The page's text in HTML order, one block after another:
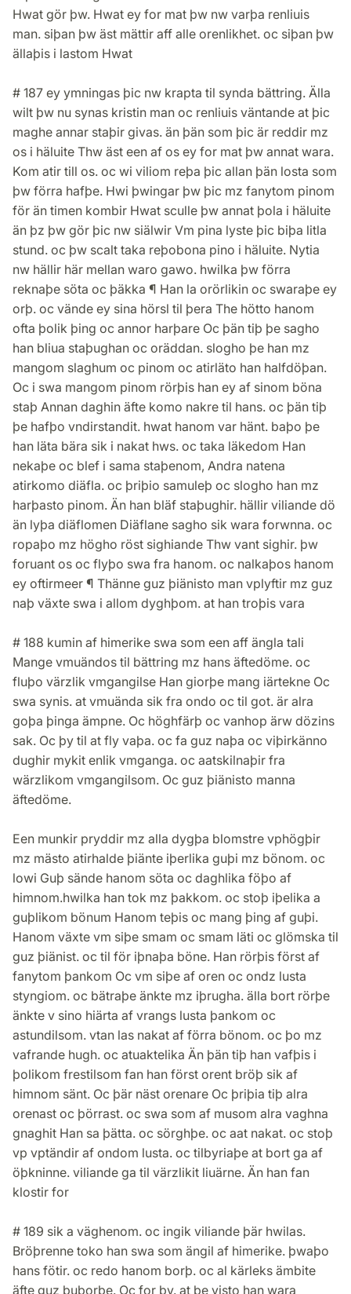
Hwat gör þw. Hwat ey for mat þw nw varþa renliuis
man. siþan þw äst mättir aff alle orenlikhet. oc siþan þw
ällaþis i lastom Hwat
# 187 ey ymningas þic nw krapta til synda bättring. Älla
wilt þw nu synas kristin man oc renliuis väntande at þic
maghe annar staþir givas. än þän som þic är reddir mz
os i häluite Thw äst een af os ey for mat þw annat wara.
Kom atir till os. oc wi viliom reþa þic allan þän losta som
þw förra hafþe. Hwi þwingar þw þic mz fanytom pinom
för än timen kombir Hwat sculle þw annat þola i häluite
än þz þw gör þic nw siälwir Vm pina lyste þic biþa litla
stund. oc þw scalt taka reþobona pino i häluite. Nytia
nw hällir här mellan waro gawo. hwilka þw förra
reknaþe söta oc þäkka ¶ Han la orörlikin oc swaraþe ey
orþ. oc vände ey sina hörsl til þera The hötto hanom
ofta þolik þing oc annor harþare Oc þän tiþ þe sagho
han bliua staþughan oc oräddan. slogho þe han mz
mangom slaghum oc pinom oc atirläto han halfdöþan.
Oc i swa mangom pinom rörþis han ey af sinom böna
staþ Annan daghin äfte komo nakre til hans. oc þän tiþ
þe hafþo vndirstandit. hwat hanom var hänt. baþo þe
han läta bära sik i nakat hws. oc taka läkedom Han
nekaþe oc blef i sama staþenom, Andra natena
atirkomo diäfla. oc þriþio samuleþ oc slogho han mz
harþasto pinom. Än han bläf staþughir. hällir viliande dö
än lyþa diäflomen Diäflane sagho sik wara forwnna. oc
ropaþo mz högho röst sighiande Thw vant sighir. þw
foruant os oc flyþo swa fra hanom. oc nalkaþos hanom
ey oftirmeer ¶ Thänne guz þiänisto man vplyftir mz guz
naþ växte swa i allom dyghþom. at han troþis vara
# 188 kumin af himerike swa som een aff ängla tali
Mange vmuändos til bättring mz hans äftedöme. oc
fluþo värzlik vmgangilse Han giorþe mang iärtekne Oc
swa synis. at vmuända sik fra ondo oc til got. är alra
goþa þinga ämpne. Oc höghfärþ oc vanhop ärw dözins
sak. Oc þy til at fly vaþa. oc fa guz naþa oc viþirkänno
dughir mykit enlik vmganga. oc aatskilnaþir fra
wärzlikom vmgangilsom. Oc guz þiänisto manna
äftedöme.
Een munkir pryddir mz alla dygþa blomstre vphögþir
mz mästo atirhalde þiänte iþerlika guþi mz bönom. oc
lowi Guþ sände hanom söta oc daghlika föþo af
himnom.hwilka han tok mz þakkom. oc stoþ iþelika a
guþlikom bönum Hanom teþis oc mang þing af guþi.
Hanom växte vm siþe smam oc smam läti oc glömska til
guz þiänist. oc til för iþnaþa böne. Han rörþis först af
fanytom þankom Oc vm siþe af oren oc ondz lusta
styngiom. oc bätraþe änkte mz iþrugha. älla bort rörþe
änkte v sino hiärta af vrangs lusta þankom oc
astundilsom. vtan las nakat af förra bönom. oc þo mz
vafrande hugh. oc atuaktelika Än þän tiþ han vafþis i
þolikom frestilsom fan han först orent bröþ sik af
himnom sänt. Oc þär näst orenare Oc þriþia tiþ alra
orenast oc þörrast. oc swa som af musom alra vaghna
gnaghit Han sa þätta. oc sörghþe. oc aat nakat. oc stoþ
vp vptändir af ondom lusta. oc tilbyriaþe at bort ga af
öþkninne. viliande ga til värzlikit liuärne. Än han fan
klostir for
# 189 sik a väghenom. oc ingik viliande þär hwilas.
Bröþrenne toko han swa som ängil af himerike. þwaþo
hans fötir. oc redo hanom borþ. oc al kärleks ämbite
äfte guz buþorþe. Oc for þy. at þe visto han wara